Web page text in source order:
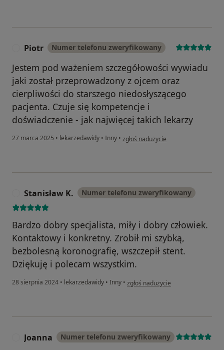
Piotr Numer telefonu zweryfikowany
Jestem pod ważeniem szczegółowości wywiadu
jaki został przeprowadzony z ojcem oraz
cierpliwości do starszego niedosłyszącego
pacjenta. Czuje się kompetencje i
doświadczenie - jak najwięcej takich lekarzy
27 marca 2025 • lekarzedawidy • Inny • w opinii użytkownika Piotr
zgłoś nadużycie
Stanisław K. Numer telefonu zweryfikowany
Bardzo dobry specjalista, miły i dobry człowiek.
Kontaktowy i konkretny. Zrobił mi szybką,
bezbolesną koronografię, wszczepił stent.
Dziękuję i polecam wszystkim.
28 sierpnia 2024 • lekarzedawidy • Inny • w opinii użytkownika Stanisław K.
zgłoś nadużycie
Joanna Numer telefonu zweryfikowany